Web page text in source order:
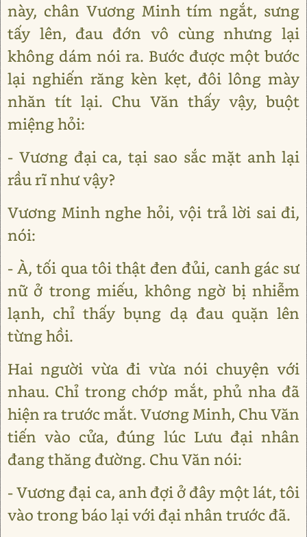
này, chân Vương Minh tím ngắt, sưng
tấy lên, đau đớn vô cùng nhưng lại
không dám nói ra. Bước được một bước
lại nghiến răng kèn kẹt, đôi lông mày
nhăn tít lại. Chu Văn thấy vậy, buột
miệng hỏi:
- Vương đại ca, tại sao sắc mặt anh lại
rầu rĩ như vậy?
Vương Minh nghe hỏi, vội trả lời sai đi,
nói:
- À, tối qua tôi thật đen đủi, canh gác sư
nữ ở trong miếu, không ngờ bị nhiễm
lạnh, chỉ thấy bụng dạ đau quặn lên
từng hồi.
Hai người vừa đi vừa nói chuyện với
nhau. Chỉ trong chớp mắt, phủ nha đã
hiện ra trước mắt. Vương Minh, Chu Văn
tiến vào cửa, đúng lúc Lưu đại nhân
đang thăng đường. Chu Văn nói:
- Vương đại ca, anh đợi ở đây một lát, tôi
vào trong báo lại với đại nhân trước đã.